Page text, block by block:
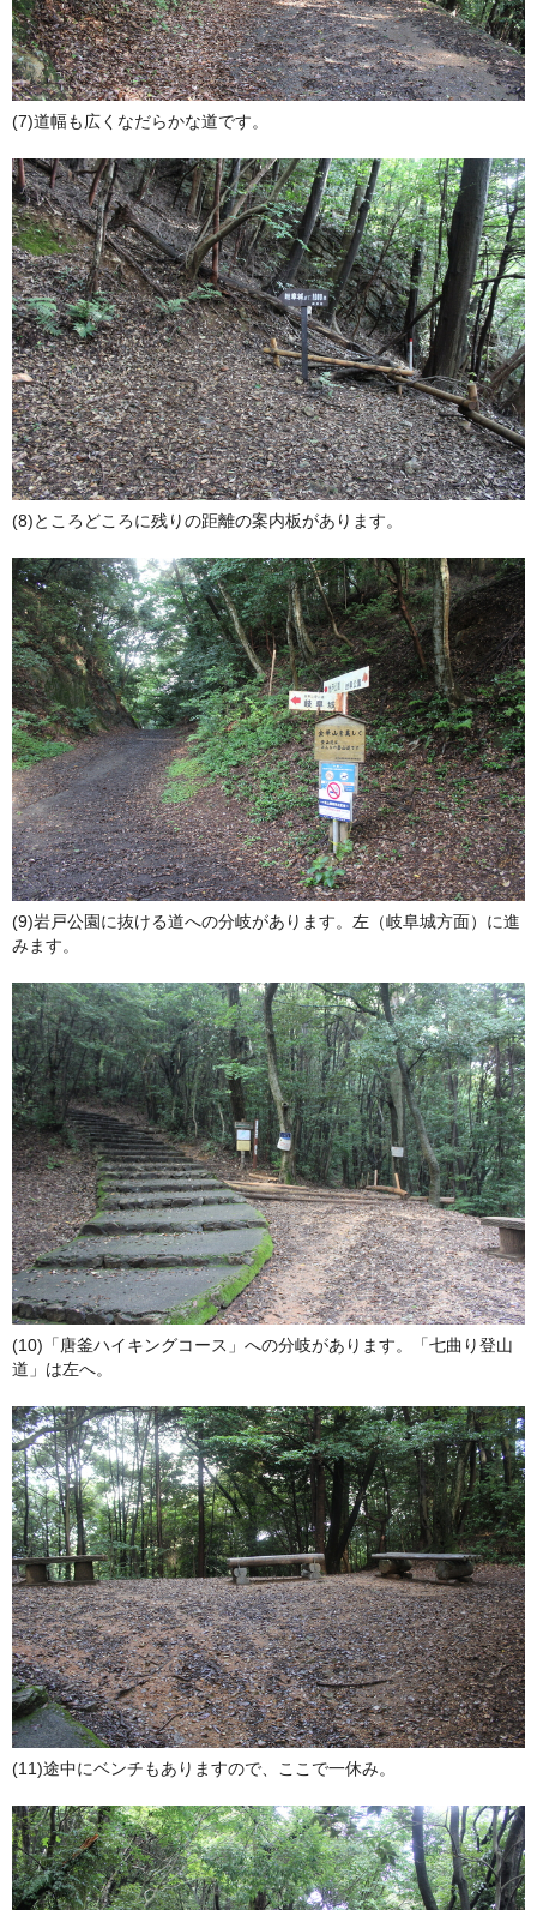
(7)道幅も広くなだらかな道です。
(8)ところどころに残りの距離の案内板があります。
(9)岩戸公園に抜ける道への分岐があります。左（岐阜城方面）に進
みます。
(10)「唐釜ハイキングコース」への分岐があります。「七曲り登山
道」は左へ。
(11)途中にベンチもありますので、ここで一休み。